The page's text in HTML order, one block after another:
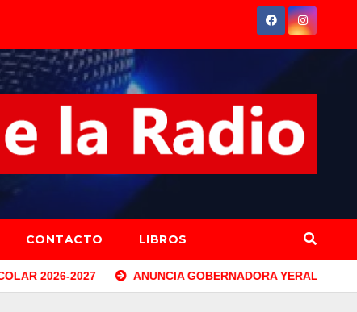
CONTACTO LIBROS
ANUNCIA GOBERNADORA YERALDINE BONILLA LA